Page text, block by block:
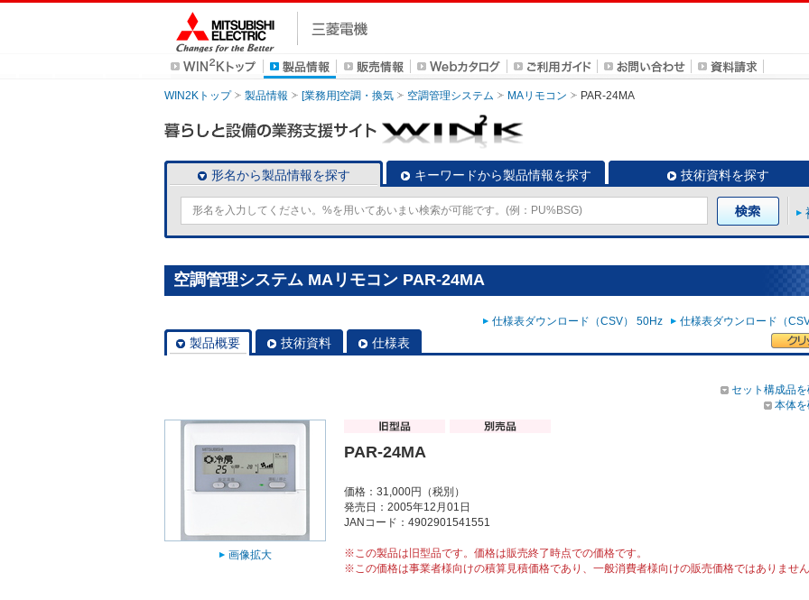
WIN2Kトップ 製品情報 [業務用]空調・換気 空調管理システム MAリモコン PAR-24MA
形名から製品情報を探す キーワードから製品情報を探す 技術資料を探す
空調管理システム MAリモコン PAR-24MA
仕様表ダウンロード（CSV） 50Hz 仕様表ダウンロード（
製品概要 技術資料 仕様表
セット構成品
本体
画像拡大
PAR-24MA
価格：31,000円（税別）
発売日：2005年12月01日
JANコード：4902901541551
※この製品は旧型品です。価格は販売終了時点での価格です。
※この価格は事業者様向けの積算見積価格であり、一般消費者様向けの販売価格ではありませ